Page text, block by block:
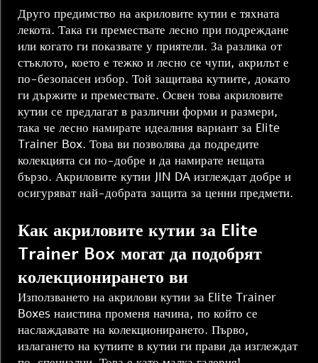
Друго предимство на акриловите кутии е тяхната
лекота. Така ги премествате лесно при подреждане
или когато ги показвате у приятели. За разлика от
стъклото, което е тежко и лесно се чупи, акрилът е
по-безопасен избор. Той защитава кутиите, докато
ги държите и премествате. Освен това акриловите
кутии се предлагат в различни форми и размери,
така че лесно намирате идеалния вариант за Elite
Trainer Box. Това ви позволява да подредите
колекцията си по-добре и да намирате нещата
бързо. Акриловите кутии JIN DA изглеждат добре и
осигуряват най-добрата защита за ценни предмети.
Как акриловите кутии за Elite
Trainer Box могат да подобрят
колекционирането ви
Използването на акрилови кутии за Elite Trainer
Boxes наистина променя начина, по който се
наслаждавате на колекционирането. Първо,
излагането на кутиите в кутии ги прави да изглеждат